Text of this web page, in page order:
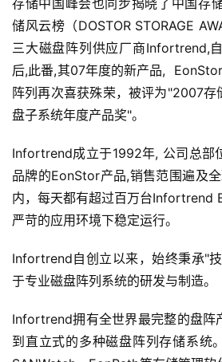
存储中国峰会也同步揭晓了中国存
储风云榜（DOSTOR STORAGE
三大磁盘阵列供应厂商Infortrend,
后,此番,其07年度的新产品,
阵列再次喜获殊荣，被评为"2007存
盘子系统年度产品奖"。
Infortrend成立于1992年, 公司总部
品牌的EonStor产品,销售范围遍及
内，每天都有超过百万台Infortrend
严苛的应用环境下稳定运行。
Infortrend自创立以来，始终秉承"
于专业磁盘阵列系统的研发与制造。
Infortrend拥有全世界最完整的盘阵
到直立式的多种磁盘阵列存储系统